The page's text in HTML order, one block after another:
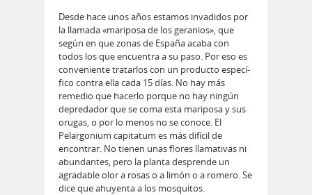
Desde hace unos años estamos invadidos por
la llamada «mariposa de los geranios», que
según en que zonas de España acaba con
todos los que encuentra a su paso. Por eso es
conveniente tratarlos con un producto especí­
fico contra ella cada 15 dí­as. No hay más
remedio que hacerlo porque no hay ningún
depredador que se coma esta mariposa y sus
orugas, o por lo menos no se conoce. El
Pelargonium capitatum es más difícil de
encontrar. No tienen unas flores llamativas ni
abundantes, pero la planta desprende un
agradable olor a rosas o a limón o a romero. Se
dice que ahuyenta a los mosquitos.